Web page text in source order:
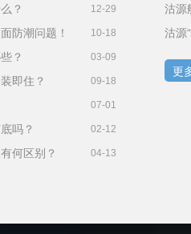
？ 12-29
防潮问题！ 10-18
？ 03-09
即住？ 09-18
07-01
吗？ 02-12
何区别？ 04-13
沽源
更